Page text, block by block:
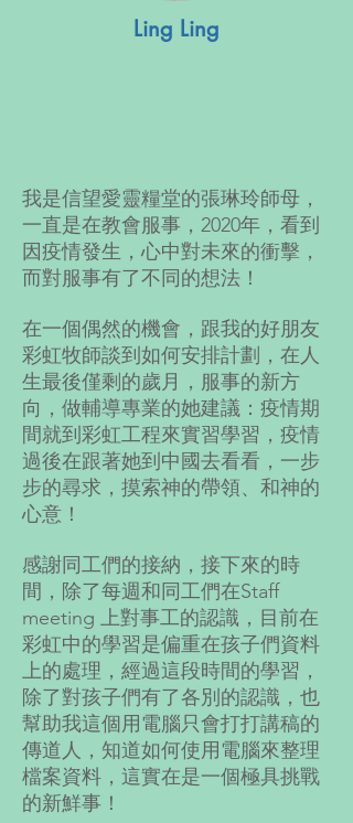
Ling Ling
我是信望愛靈糧堂的張琳玲師母，
一直是在教會服事，2020年，看到
因疫情發生，心中對未來的衝擊，
而對服事有了不同的想法！
在一個偶然的機會，跟我的好朋友
彩虹牧師談到如何安排計劃，在人
生最後僅剩的歲月，服事的新方
向，做輔導專業的她建議：疫情期
間就到彩虹工程來實習學習，疫情
過後在跟著她到中國去看看，一步
步的尋求，摸索神的帶領、和神的
心意！
感謝同工們的接納，接下來的時
間，除了每週和同工們在Staff
meeting 上對事工的認識，目前在
彩虹中的學習是偏重在孩子們資料
上的處理，經過這段時間的學習，
除了對孩子們有了各別的認識，也
幫助我這個用電腦只會打打講稿的
傳道人，知道如何使用電腦來整理
檔案資料，這實在是一個極具挑戰
的新鮮事！